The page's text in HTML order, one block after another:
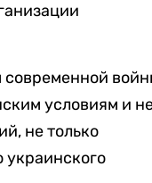
современной
условиям и
не только
украинского